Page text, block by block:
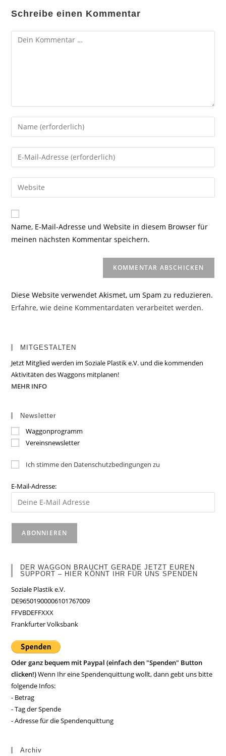
Schreibe einen Kommentar
Kommentar
Gib
deinen
Namen
oder
zum
Kommentieren
ein
Gib
deine
E-
Mail-
zum
Kommentieren
ein
Gib
deine
Website-
URL
Name, E-Mail-Adresse und Website in diesem Browser für
meinen nächsten Kommentar speichern.
Diese Website verwendet Akismet, um Spam zu reduzieren.
Erfahre, wie deine Kommentardaten verarbeitet werden.
MITGESTALTEN
Jetzt Mitglied werden im Soziale Plastik e.V. und die kommenden
Aktivitäten des Waggons mitplanen!
MEHR INFO
Newsletter
Waggonprogramm
Vereinsnewsletter
Ich stimme den Datenschutzbedingungen zu
E-Mail-Adresse:
DER WAGGON BRAUCHT GERADE JETZT EUREN
SUPPORT – HIER KÖNNT IHR FÜR UNS SPENDEN
Soziale Plastik e.V.
DE96501900006101767009
FFVBDEFFXXX
Frankfurter Volksbank
Oder ganz bequem mit Paypal (einfach den "Spenden" Button
clicken!)Wenn Ihr eine Spendenquittung wollt, dann gebt uns bitte
folgende Infos:
- Betrag
- Tag der Spende
- Adresse für die Spendenquittung
Archiv